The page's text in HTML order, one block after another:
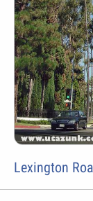
Lexington